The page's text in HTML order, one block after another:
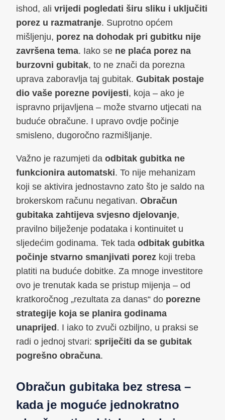
ishod, ali vrijedi pogledati širu sliku i uključiti
porez u razmatranje. Suprotno općem
mišljenju, porez na dohodak pri gubitku nije
završena tema. Iako se ne plaća porez na
burzovni gubitak, to ne znači da porezna
uprava zaboravlja taj gubitak. Gubitak postaje
dio vaše porezne povijesti, koja – ako je
ispravno prijavljena – može stvarno utjecati na
buduće obračune. I upravo ovdje počinje
smisleno, dugoročno razmišljanje.
Važno je razumjeti da odbitak gubitka ne
funkcionira automatski. To nije mehanizam
koji se aktivira jednostavno zato što je saldo na
brokerskom računu negativan. Obračun
gubitaka zahtijeva svjesno djelovanje,
pravilno bilježenje podataka i kontinuitet u
sljedećim godinama. Tek tada odbitak gubitka
počinje stvarno smanjivati porez koji treba
platiti na buduće dobitke. Za mnoge investitore
ovo je trenutak kada se pristup mijenja – od
kratkoročnog „rezultata za danas“ do porezne
strategije koja se planira godinama
unaprijed. I iako to zvuči ozbiljno, u praksi se
radi o jednoj stvari: spriječiti da se gubitak
pogrešno obračuna.
Obračun gubitaka bez stresa –
kada je moguće jednokratno